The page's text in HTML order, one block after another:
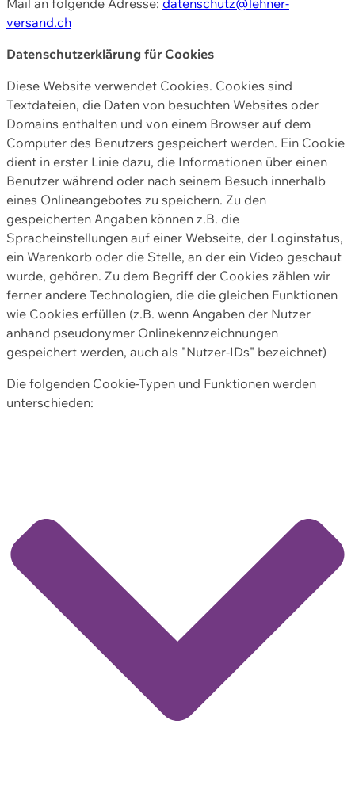
versand.ch
Datenschutzerklärung für Cookies
Diese Website verwendet Cookies. Cookies sind
Textdateien, die Daten von besuchten Websites oder
Domains enthalten und von einem Browser auf dem
Computer des Benutzers gespeichert werden. Ein Cookie
dient in erster Linie dazu, die Informationen über einen
Benutzer während oder nach seinem Besuch innerhalb
eines Onlineangebotes zu speichern. Zu den
gespeicherten Angaben können z.B. die
Spracheinstellungen auf einer Webseite, der Loginstatus,
ein Warenkorb oder die Stelle, an der ein Video geschaut
wurde, gehören. Zu dem Begriff der Cookies zählen wir
ferner andere Technologien, die die gleichen Funktionen
wie Cookies erfüllen (z.B. wenn Angaben der Nutzer
anhand pseudonymer Onlinekennzeichnungen
gespeichert werden, auch als "Nutzer-IDs" bezeichnet)
Die folgenden Cookie-Typen und Funktionen werden
unterschieden: